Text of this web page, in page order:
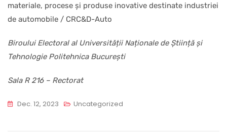
materiale, procese și produse inovative destinate industriei
de automobile / CRC&D-Auto
Biroului Electoral al Universității Naționale de Știință și
Tehnologie Politehnica București
Sala R 216 – Rectorat
Dec. 12, 2023 Uncategorized